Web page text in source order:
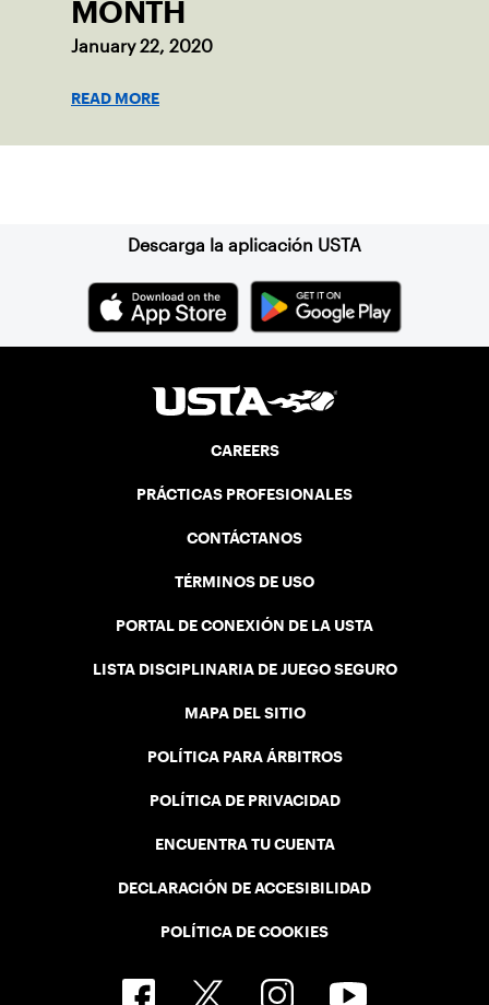
MONTH
January 22, 2020
READ MORE
Descarga la aplicación USTA
CAREERS
PRÁCTICAS PROFESIONALES
CONTÁCTANOS
TÉRMINOS DE USO
PORTAL DE CONEXIÓN DE LA USTA
LISTA DISCIPLINARIA DE JUEGO SEGURO
MAPA DEL SITIO
POLÍTICA PARA ÁRBITROS
POLÍTICA DE PRIVACIDAD
ENCUENTRA TU CUENTA
DECLARACIÓN DE ACCESIBILIDAD
POLÍTICA DE COOKIES